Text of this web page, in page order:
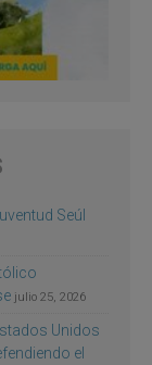
Seúl
julio 25, 2026
Unidos
el